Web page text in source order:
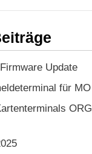
Update
für MO